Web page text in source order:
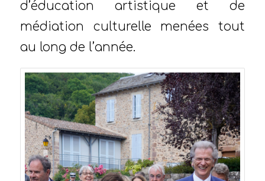
d’éducation artistique et de
médiation culturelle menées tout
au long de l’année.